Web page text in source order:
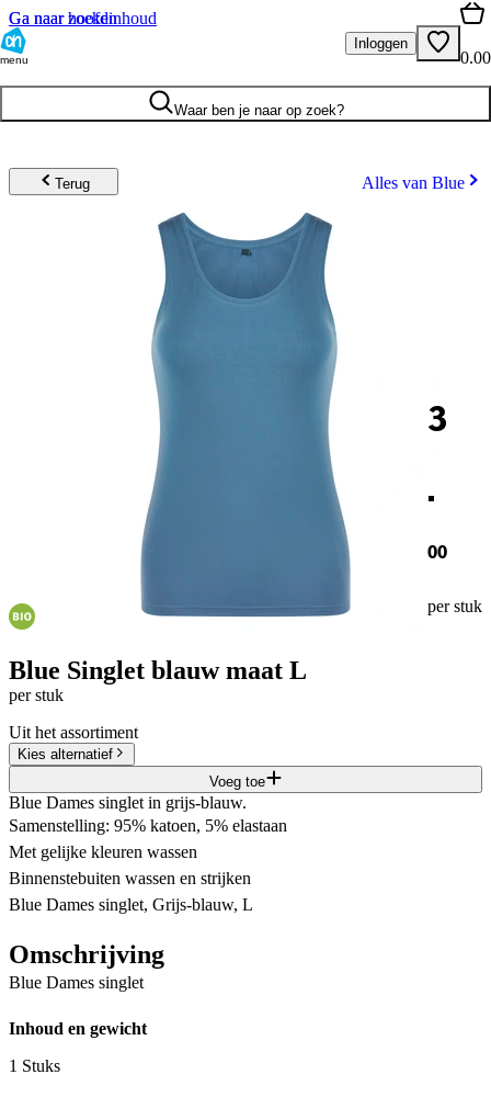
Ga naar hoofdinhoud
Ga naar zoeken
menu
Inloggen
0.00
Waar ben je naar op zoek?
Terug Alles van Blue
3
.
00
per stuk
Blue Singlet blauw maat L
per stuk
Uit het assortiment
Kies alternatief
Voeg toe
Blue Dames singlet in grijs-blauw.
Samenstelling: 95% katoen, 5% elastaan
Met gelijke kleuren wassen
Binnenstebuiten wassen en strijken
Blue Dames singlet, Grijs-blauw, L
Omschrijving
Blue Dames singlet
Inhoud en gewicht
1 Stuks